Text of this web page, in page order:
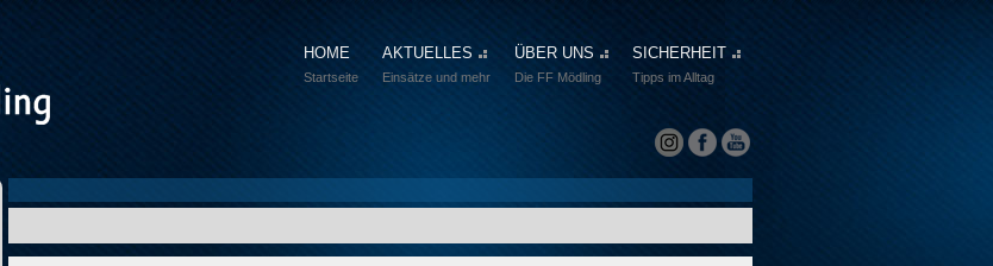
HOME
Startseite
AKTUELLES
Einsätze und mehr
ÜBER UNS
Die FF Mödling
SICHERHEIT
Tipps im Alltag